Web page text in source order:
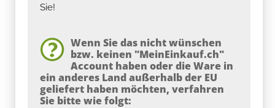
Sie!
Wenn Sie das nicht wünschen
bzw. keinen "MeinEinkauf.ch"
Account haben oder die Ware in
ein anderes Land außerhalb der EU
geliefert haben möchten, verfahren
Sie bitte wie folgt: